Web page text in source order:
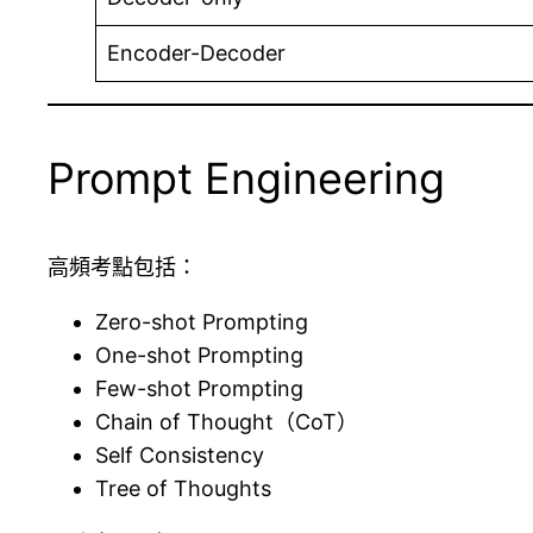
Encoder-Decoder
Prompt Engineering
高頻考點包括：
Zero-shot Prompting
One-shot Prompting
Few-shot Prompting
Chain of Thought（CoT）
Self Consistency
Tree of Thoughts